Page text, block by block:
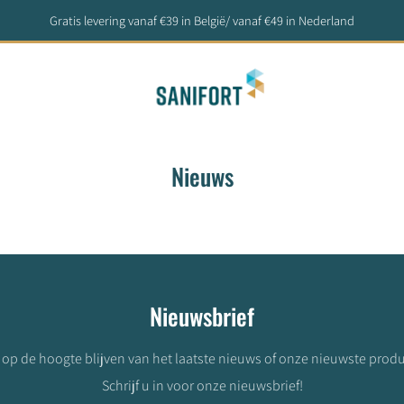
Gratis levering vanaf €39 in België/ vanaf €49 in Nederland
Nieuws
Nieuwsbrief
de hoogte blijven van het laatste nieuws of onze nieuwste
Schrijf u in voor onze nieuwsbrief!